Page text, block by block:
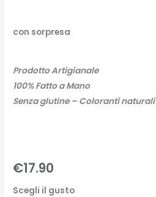
con sorpresa
Prodotto Artigianale
100% Fatto a Mano
Senza glutine – Coloranti naturali
€17.90
Scegli il gusto